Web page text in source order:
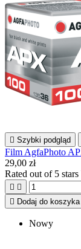
 Szybki podgląd
Film AgfaPhoto
29,00 zł
Rated out of 5 stars
 
 Dodaj do koszyka
Nowy